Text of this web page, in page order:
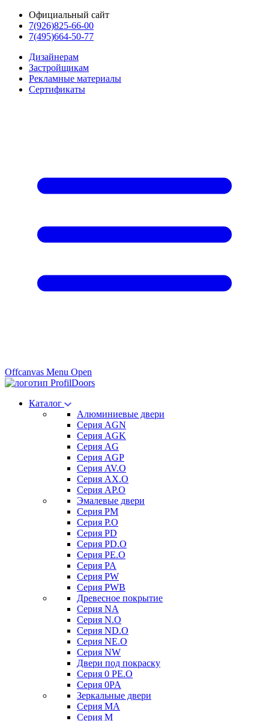
Официальный сайт
7(926)825-66-00
7(495)664-50-77
Дизайнерам
Застройщикам
Рекламные материалы
Сертификаты
Offcanvas Menu Open
Каталог
Алюминиевые двери
Серия AGN
Серия AGK
Серия AG
Серия AGP
Серия AV.O
Серия AX.O
Серия AP.O
Эмалевые двери
Серия PM
Серия P.O
Серия PD
Серия PD.O
Серия PE.O
Серия PA
Серия PW
Серия PWB
Древесное покрытие
Серия NA
Серия N.O
Серия ND.O
Серия NE.O
Серия NW
Двери под покраску
Серия 0 PE.O
Серия 0PA
Зеркальные двери
Серия MA
Серия M